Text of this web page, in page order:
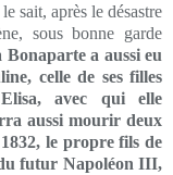
sait, après le désastre
sous bonne garde
Bonaparte a aussi eu
celle de ses filles
avec qui elle
aussi mourir deux
le propre fils de
futur Napoléon III,